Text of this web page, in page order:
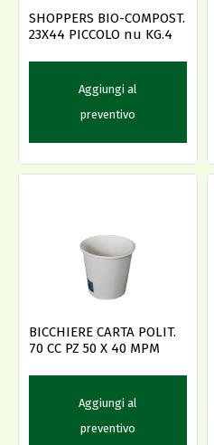
SHOPPERS BIO-COMPOST.
23X44 PICCOLO nu KG.4
Aggiungi al
preventivo
BICCHIERE CARTA POLIT.
70 CC PZ 50 X 40 MPM
Aggiungi al
preventivo